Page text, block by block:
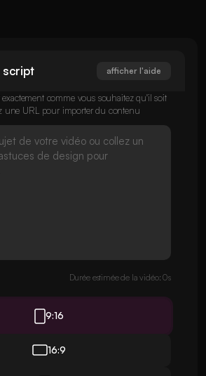
script afficher l'aide
exactement comme vous souhaitez qu'il soit
une URL pour importer du contenu
Durée estimée de la vidéo: 0s
9:16
16:9